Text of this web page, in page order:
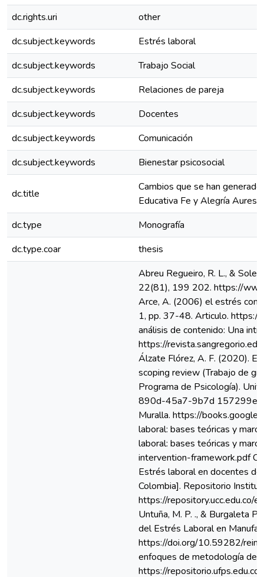
dc.rights.uri
other
dc.subject.keywords
Estrés laboral
dc.subject.keywords
Trabajo Social
dc.subject.keywords
Relaciones de pareja
dc.subject.keywords
Docentes
dc.subject.keywords
Comunicación
dc.subject.keywords
Bienestar psicosocial
dc.title
Cambios que se han
Educativa Fe y Alegría Aures
dc.type
Monografía
dc.type.coar
thesis
Abreu Regueiro, R. L., & Soler Carderius, J. L. (2022). Didáctica de la educación técnica y profesional. EduSol, 22(81), 199 202. https://www.redalyc.org/journal/4757/475773282017/html/ Barrio, J., García, M., Ruiz, I. y Arce, A. (2006) el estrés como respuesta international journal of developmental and educational psychology, vol. 1, pp. 37-48. Articulo. https://www.redalyc.org/pdf/3498/349832311003.pdf Barredo Ibáñez, D. (2015). El análisis de contenido: Una introducción a la cuantificación de la realidad. Revista San Gregorio, (Especial 1), 26 31. https://revista.sangregorio.edu.ec/index.php/REVISTASANGREGORIO/article/view/113 Barragán Tovar, J., & Álzate Flórez, A. F. (2020). El estrés laboral como un factor de riesgo psicosocial en trabajadores colombianos: Un scoping review (Trabajo de grado, Universidad Cooperativa de Colombia, Facultad de Ciencias Humanas y Sociales, Programa de Psicología). Universidad Cooperativa de Colombia. https://repository.ucc.edu.co/items/31a8133d-890d-45a7-9b7d 157299edaca6/full Bisquerra, R. (2009). Metodología de la investigación educativa (2.ª ed.). La Muralla. https://books.google.com.pe/books?id=VSb4_cVukkcC Cano, A., Miguel, J. y Merín, J. (1995) El estrés laboral: bases teóricas y marco de intervención. Ansiedad y estrés, 1995,1(2-3),113 –130. Articulo El estrés laboral: bases teóricas y marco de intervención - Dialnet Occupational-stress-theoretical-back-ground-and-intervention-framework.pdf Cabanzo Arias, P. A., Cabrera Beltrán, P. A., & Cortes Vanegas, K. J. (2024, noviembre). Estrés laboral en docentes de instituciones educativas oficiales [Tesis de pregrado, Universidad Cooperativa de Colombia]. Repositorio Institucional Universidad Cooperativa de Colombia. https://repository.ucc.edu.co/entities/publication/3f5cb182-f39f-4d1c-ad57 9eb56f65d733/full Cacuango Untuña, M. P. ., & Burgaleta Pérez, E. . (2025). Estrategias de Intervención del Trabajo Social para la Prevención del Estrés Laboral en Manufacturas Americanas Cia. Ltda, en la ciudad de Quito. Reincisol., 4(7), 4520–4540. https://doi.org/10.59282/reincisol.V4(7)4520-4540 Cely, N., Palacios, W., & Caicedo, Á. (2023). Conceptos y enfoques de metodología de la investigación. Colombia: Editorial Creser. Obtenido de https://repositorio.ufps.edu.co/bitstream/handle/ufps/6728/CONCEPTOS%20Y%20ENFOQUE S%20DE%20METODOLOG%c3%8dA%20DE%20LA%20INVESTIGACI%c3%93N.pdf?sequence=1&is Allowed=y Corporación Universitaria Minuto de Dios – UNIMINUTO. Centro de Investigaciones CTI&S-UNIMINUTO. (2015). Compendio de investigación CTI&S-UNIMINUTO (p. 37). https://repositorio.uniminuto.edu/bitstream/handle/10656/4114/Compendio_Investigacio